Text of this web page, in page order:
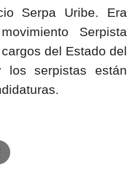
Serpa Uribe. Era
Serpista
del Estado del
los serpistas están